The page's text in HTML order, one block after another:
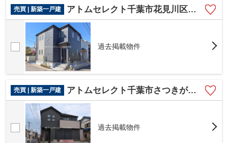
売買 | 新築一戸建 アトムセレクト千葉市花見川区浪花町910番 B号棟
過去掲載物件
売買 | 新築一戸建 アトムセレクト千葉市さつきが丘13期1棟 1号棟
過去掲載物件